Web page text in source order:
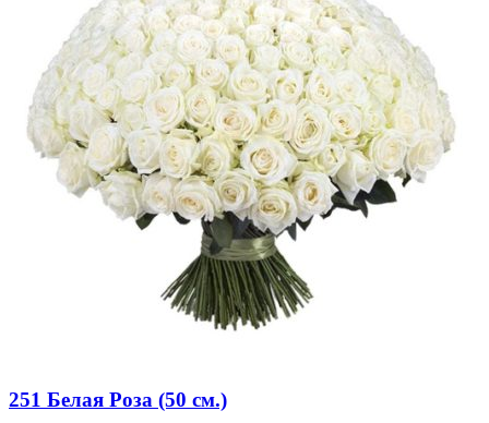
251 Белая Роза (50 см.)